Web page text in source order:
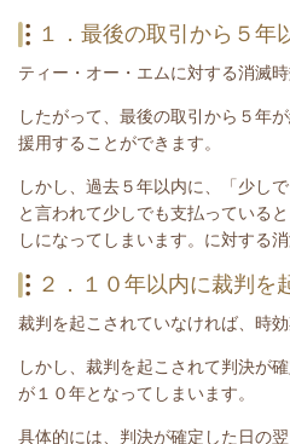
１．最後の取引から５年
ティー・オー・エムに対する消滅
したがって、最後の取引から５年
援用することができます。
しかし、過去５年以内に、「少し
と言われて少しでも支払っている
しになってしまいます。 に対する
２．１０年以内に裁判を
裁判を起こされていなければ、時効
しかし、裁判を起こされて判決が
が１０年となってしまいます。
具体的には、判決が確定した日の